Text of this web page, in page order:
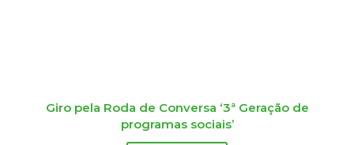
Giro pela Roda de Conversa ‘3ª Geração de
programas sociais’